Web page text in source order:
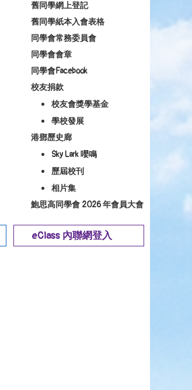
舊同學網上登記
舊同學紙本入會表格
同學會常務委員會
同學會會章
同學會Facebook
校友捐款
校友會獎學基金
學校發展
港鄧歷史廊
Sky Lark 嚶鳴
歷屆校刊
相片集
鮑思高同學會 2026 年會員大會
eClass 內聯網登入